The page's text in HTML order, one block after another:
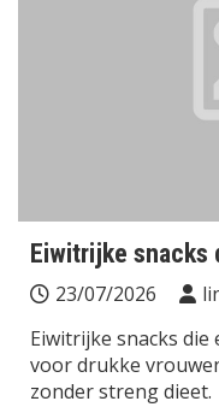
Eiwitrijke snacks
23/07/2026
Eiwitrijke snacks
voor drukke
zonder streng dieet.